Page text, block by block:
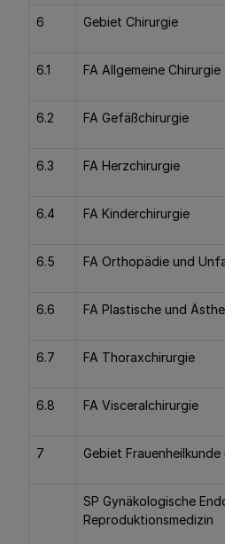
6 Gebiet Chirurgie
6.1 FA Allgemeine Chirurgie
6.2 FA Gefäßchirurgie
6.3 FA Herzchirurgie
6.4 FA Kinderchirurgie
6.5 FA Orthopädie und
6.6 FA Plastische und
6.7 FA Thoraxchirurgie
6.8 FA Visceralchirurgie
7 Gebiet
SP Gynäkologische
Reproduktionsmedizin